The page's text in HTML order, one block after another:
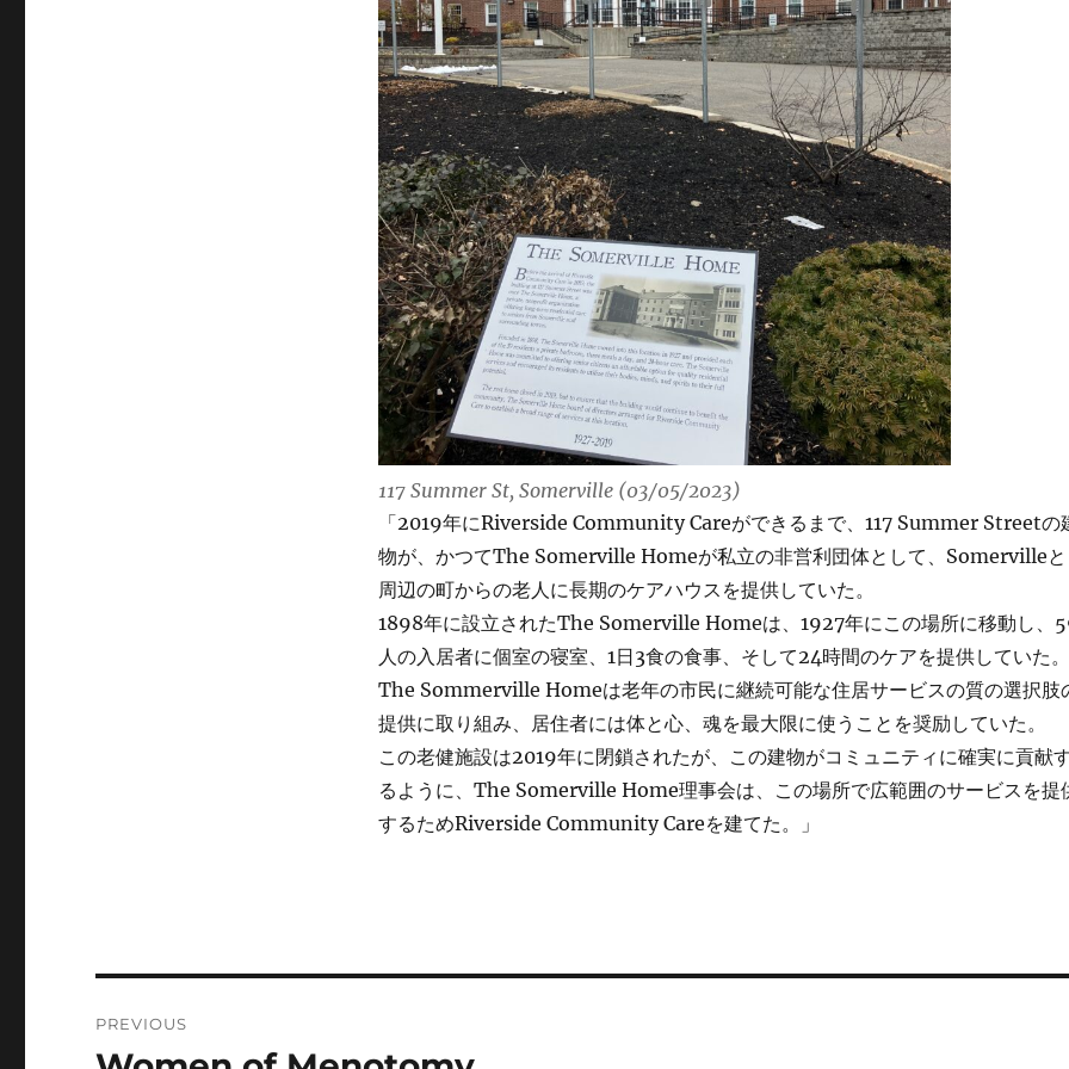
117 Summer St, Somerville (03/05/2023)
「2019年にRiverside Community Careができるまで、117 Summer Streetの
物が、かつてThe Somerville Homeが私立の非営利団体として、Somervilleと
周辺の町からの老人に長期のケアハウスを提供していた。
1898年に設立されたThe Somerville Homeは、1927年にこの場所に移動し、
人の入居者に個室の寝室、1日3食の食事、そして24時間のケアを提供していた。
The Sommerville Homeは老年の市民に継続可能な住居サービスの質の選択肢
提供に取り組み、居住者には体と心、魂を最大限に使うことを奨励していた。
この老健施設は2019年に閉鎖されたが、この建物がコミュニティに確実に貢献
るように、The Somerville Home理事会は、この場所で広範囲のサービスを提
するためRiverside Community Careを建てた。」
navigation
PREVIOUS
Previous